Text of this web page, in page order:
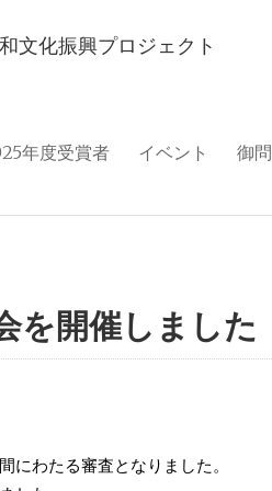
文化振興プロジェクト
年度受賞者 イベント 御
を開催しました
わたる審査となりました。